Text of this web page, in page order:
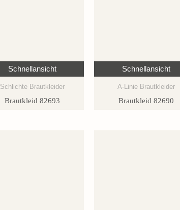
Schnellansicht
Schlichte Brautkleider
Brautkleid 82693
Schnellansicht
A-Linie Brautkleider
Brautkleid 82690